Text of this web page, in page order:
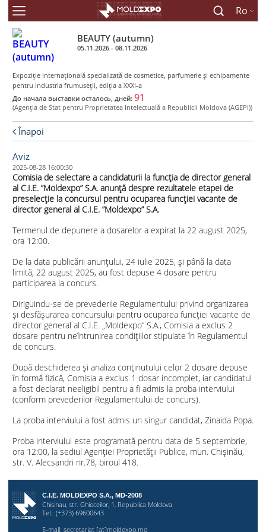
Ro
BEAUTY (autumn)
05.11.2026 - 08.11.2026
Expoziţie internaţională specializată de cosmetice, parfumerie şi echipamente
pentru industria frumuseţii, ediţia a XXXI-a
До начала выставки осталось, дней: 91
(Agenţia de Stat pentru Proprietatea Intelectuală a Republicii Moldova (AGEPI))
Înapoi
Aviz
2025-08-28 16:00:30
Comisia de selectare a candidaturii la funcția de director general
al C.I.E. ”Moldexpo” S.A. anunță despre rezultatele etapei de
preselecție la concursul pentru ocuparea funcției vacante de
director general al C.I.E. ”Moldexpo” S.A.
Termenul de depunere a dosarelor a expirat la 22 august 2025,
ora 12:00.
De la data publicării anunțului, 24 iulie 2025, și până la data
limită, 22 august 2025, au fost depuse 4 dosare pentru
participarea la concurs.
Diriguindu-se de prevederile Regulamentului privind organizarea
și desfășurarea concursului pentru ocuparea funcției vacante de
director general al C.I.E. „Moldexpo” S.A., Comisia a exclus 2
dosare pentru neîntrunirea condițiilor stipulate în Regulamentul
de concurs.
După deschiderea și analiza conținutului celor 2 dosare depuse
în formă fizică, Comisia a exclus 1 dosar incomplet, iar candidatul
a fost declarat neeligibil pentru a fi admis la proba interviului
(conform prevederilor Regulamentului de concurs).
La proba interviului a fost admis un singur candidat, Zinaida Popa.
Proba interviului este programată pentru data de 5 septembrie,
ora 12:00, la sediul Agenției Proprietății Publice, mun. Chișinău,
str. V. Alecsandri nr.78, biroul 418.
C.I.E. MOLDEXPO S.A., MD-2008
Chisinau, str. Ghioceilor, 1, Republica Moldova
Tel.: (+373) 69600643
E-mail: secretariat [at]moldexpo.md